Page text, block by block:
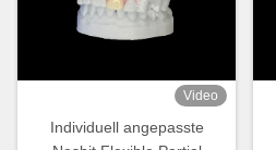
Video
Individuell angepasste